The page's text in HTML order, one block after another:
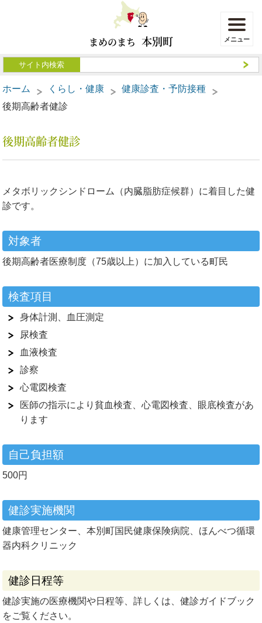
まめのまち 本別町
ホーム くらし・健康
健康診査・予防接種
後期高齢者健診
後期高齢者健診
メタボリックシンドローム（内臓脂肪症候群）に着目した健
診です。
対象者
後期高齢者医療制度（75歳以上）に加入している町民
検査項目
身体計測、血圧測定
尿検査
血液検査
診察
心電図検査
医師の指示により貧血検査、心電図検査、眼底検査があ
ります
自己負担額
500円
健診実施機関
健康管理センター、本別町国民健康保険病院、ほんべつ循環
器内科クリニック
健診日程等
健診実施の医療機関や日程等、詳しくは、健診ガイドブック
をご覧ください。